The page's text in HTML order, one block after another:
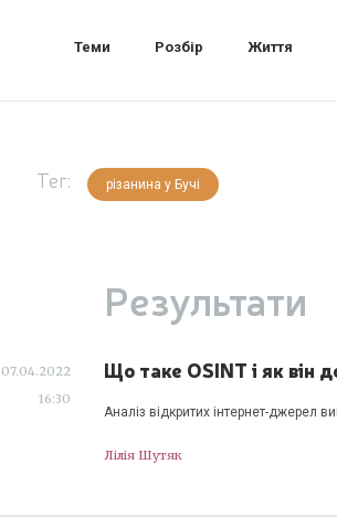
Теми Розбір Життя
Тег: різанина у Бучі
Результати
07.04.2022
16:30
Що таке OSINT і як він
Аналіз відкритих інтернет-джерел
Лілія Шутяк